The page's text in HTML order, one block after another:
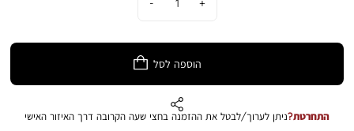
הוספה לסל
התחרטת?ניתן לערוך/לבטל את ההזמנה בחצי שעה הקרובה דרך האיזור האישי